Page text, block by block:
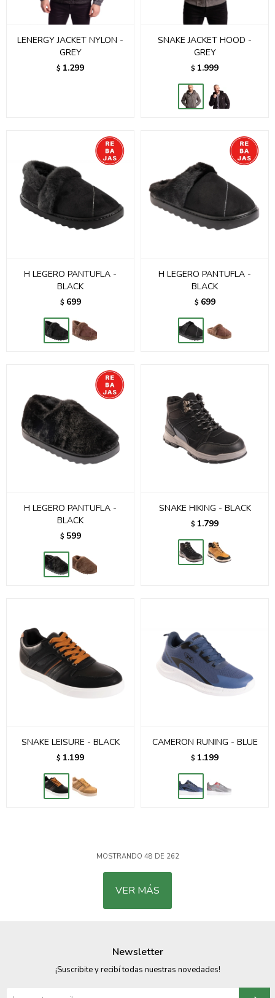
LENERGY JACKET NYLON -
GREY
$ 1.299
SNAKE JACKET HOOD -
GREY
$ 1.999
H LEGERO PANTUFLA -
BLACK
$ 699
H LEGERO PANTUFLA -
BLACK
$ 699
H LEGERO PANTUFLA -
BLACK
$ 599
SNAKE HIKING - BLACK
$ 1.799
SNAKE LEISURE - BLACK
$ 1.199
CAMERON RUNING - BLUE
$ 1.199
MOSTRANDO 48 DE 262
VER MÁS
Newsletter
¡Suscribite y recibí todas nuestras novedades!